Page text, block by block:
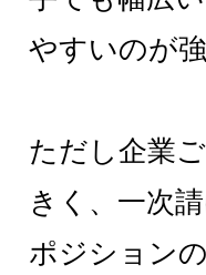
やすいのが強
ただし企業
きく、一次
ポジション